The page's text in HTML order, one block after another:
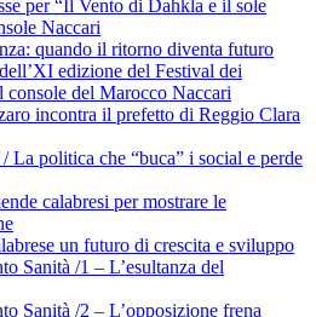
per “Il Vento di Dahkla e il sole
Naccari
quando il ritorno diventa futuro
edizione del Festival dei
console del Marocco Naccari
incontra il prefetto di Reggio Clara
La politica che “buca” i social e perde
calabresi per mostrare le
un futuro di crescita e sviluppo
Sanità /1 – L’esultanza del
Sanità /2 – L’opposizione frena